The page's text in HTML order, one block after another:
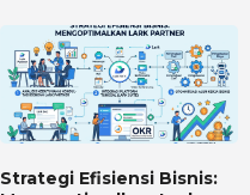
Strategi Efisiensi Bisnis: